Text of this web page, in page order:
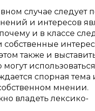
случае следует
и интересов
и в классе
собственные
также и
спорная тема
мнении.
владеть лексико-